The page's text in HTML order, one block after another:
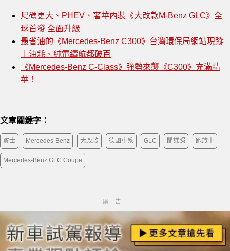
尺碼更大、PHEV、奢華內裝《大改款M-Benz GLC》全
球首發 全面升級
最省油的《Mercedes-Benz C300》台灣環保局網站現蹤
｜油耗、純電續航都破百
《Mercedes-Benz C-Class》強勢來襲《C300》充滿精
華！
文章關鍵字：
賓士 Mercedes-Benz 大改款 德國車系 GLC 間諜照 跑旅車
Mercedes-Benz GLC Coupe
廣告